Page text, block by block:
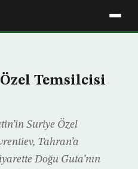
Temsilcisi
Suriye Özel
Tahran’a
Doğu Guta’nın